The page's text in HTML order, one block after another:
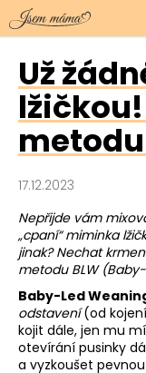
Přejít
na
obsah
Už
metodu
17.12.2023
Nepřijde vám
„cpaní“ miminka
jinak? Nechat
metodu BLW
Baby-Led
odstavení(od
kojit dále, jen mu
otevírání pusinky
a vyzkoušet
o
C
o
p
t
ř
e
b
u
j
e
t